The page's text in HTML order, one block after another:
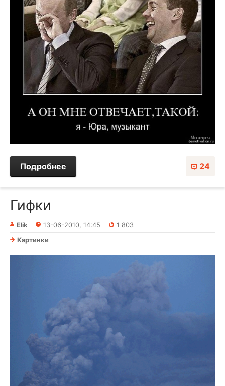
24
Подробнее
Гифки
Elik 13-06-2010, 14:45
1 803
Картинки